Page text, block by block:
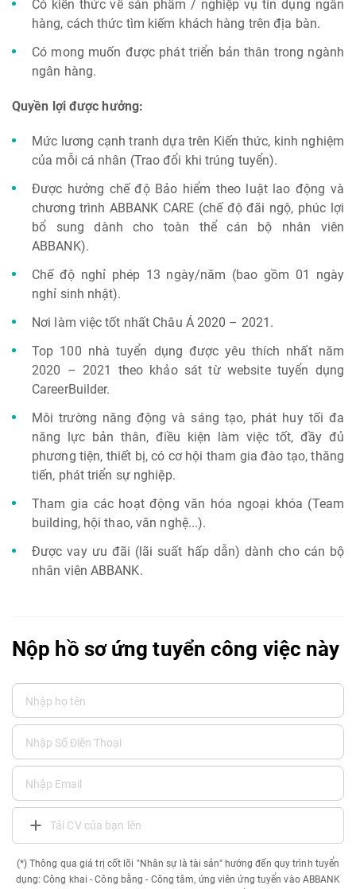
Có kiến thức về sản phẩm / nghiệp vụ tín dụng ngân
hàng, cách thức tìm kiếm khách hàng trên địa bàn.
Có mong muốn được phát triển bản thân trong ngành
ngân hàng.
Quyền lợi được hưởng:
Mức lương cạnh tranh dựa trên Kiến thức, kinh nghiệm
của mỗi cá nhân (Trao đổi khi trúng tuyển).
Được hưởng chế độ Bảo hiểm theo luật lao động và
chương trình ABBANK CARE (chế độ đãi ngộ, phúc lợi
bổ sung dành cho toàn thể cán bộ nhân viên
ABBANK).
Chế độ nghỉ phép 13 ngày/năm (bao gồm 01 ngày
nghỉ sinh nhật).
Nơi làm việc tốt nhất Châu Á 2020 – 2021.
Top 100 nhà tuyển dụng được yêu thích nhất năm
2020 – 2021 theo khảo sát từ website tuyển dụng
CareerBuilder.
Môi trường năng động và sáng tạo, phát huy tối đa
năng lực bản thân, điều kiện làm việc tốt, đầy đủ
phương tiện, thiết bị, có cơ hội tham gia đào tạo, thăng
tiến, phát triển sự nghiệp.
Tham gia các hoạt động văn hóa ngoại khóa (Team
building, hội thao, văn nghệ...).
Được vay ưu đãi (lãi suất hấp dẫn) dành cho cán bộ
nhân viên ABBANK.
Nộp hồ sơ ứng tuyển công việc này
Tải CV của bạn lên
(*) Thông qua giá trị cốt lõi "Nhân sự là tài sản" hướng đến quy trình tuyển
dụng: Công khai - Công bằng - Công tâm, ứng viên ứng tuyển vào ABBANK